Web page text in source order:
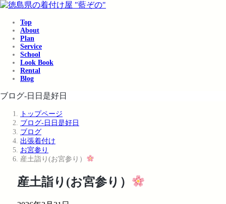
コ
プ
ナ
動
Top
About
Plan
Service
School
Look Book
Rental
Blog
ブログ-日日是好日
トップページ
ブログ-日日是好日
ブログ
出張着付け
お宮参り
産土詣り(お宮参り）
産土詣り(お宮参り）